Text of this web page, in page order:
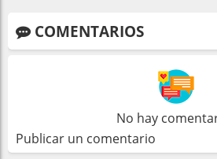
COMENTARIOS
No hay
Publicar un comentario